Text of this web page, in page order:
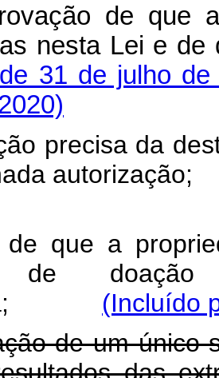
de que
nesta Lei e
31 de julho de
precisa da
que a
de doação
(Incluído
de um único